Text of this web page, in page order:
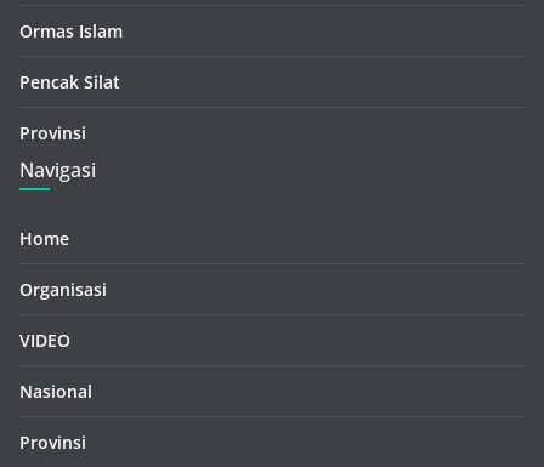
Ormas Islam
Pencak Silat
Provinsi
Navigasi
Home
Organisasi
VIDEO
Nasional
Provinsi